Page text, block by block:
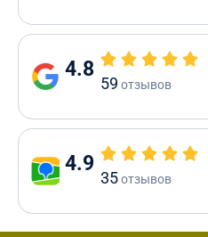
4.8
59 отзывов
4.9
35отзывов